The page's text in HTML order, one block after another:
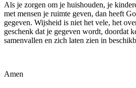
Als je zorgen om je huishouden, je
met mensen je ruimte geven, dan heeft
gegeven. Wijsheid is niet het vele, het
geschenk dat je gegeven wordt, doordat
samenvallen en zich laten zien in
Amen